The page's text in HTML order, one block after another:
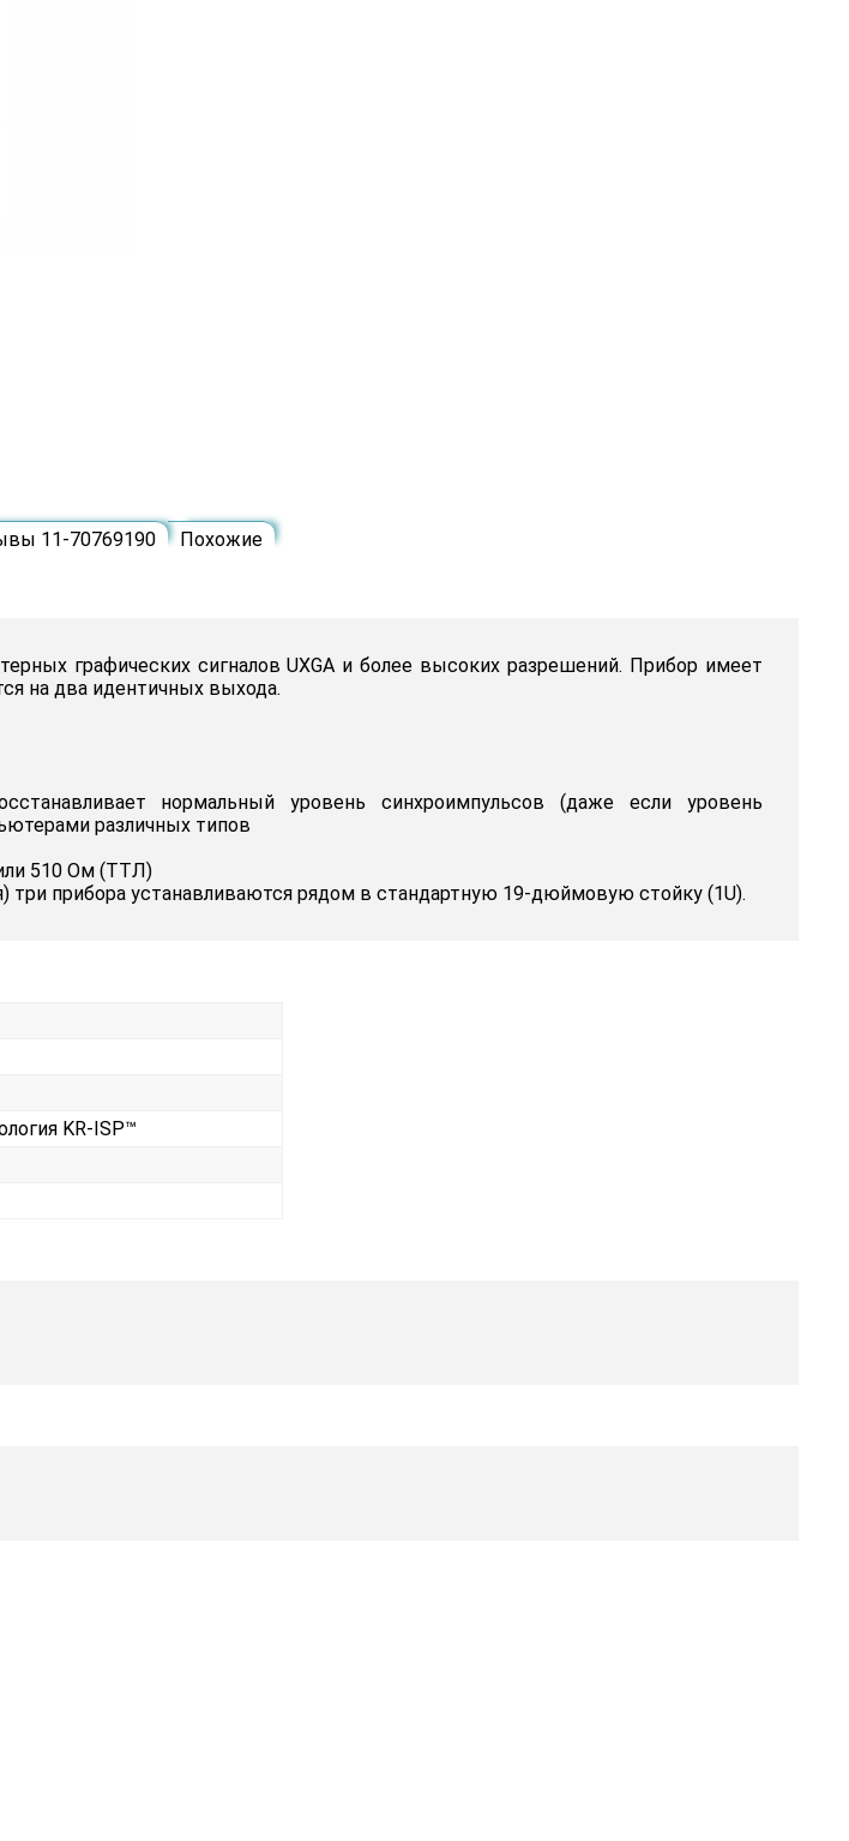
11-70769190 Похожие
графических сигналов UXGA и более высоких разрешений. Прибор имеет
на два идентичных выхода.
нормальный уровень синхроимпульсов (даже если уровень
различных типов
510 Ом (ТТЛ)
три прибора устанавливаются рядом в стандартную 19-дюймовую стойку (1U).
KR-ISP™